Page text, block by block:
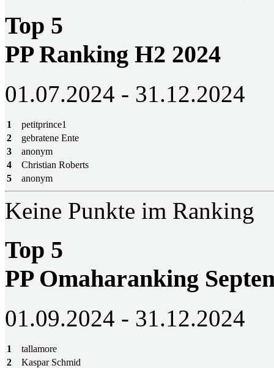
Top 5
PP Ranking H2 2024
01.07.2024 - 31.12.2024
1
petitprince1
2
gebratene Ente
3
anonym
4
Christian Roberts
5
anonym
Keine Punkte im Ranking
Top 5
PP Omaharanking
01.09.2024 - 31.12.2024
1
tallamore
2
Kaspar Schmid